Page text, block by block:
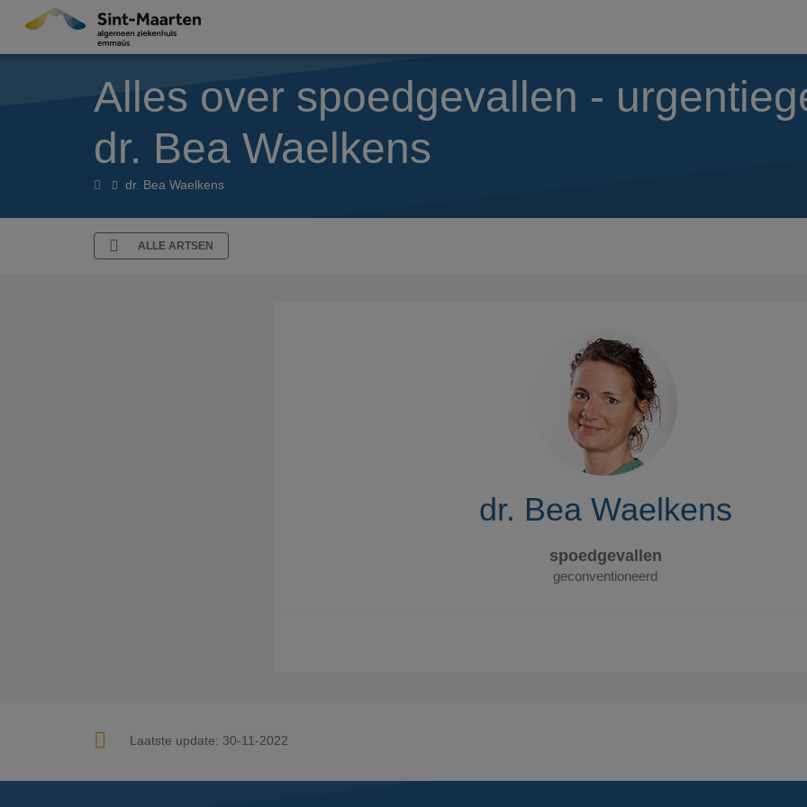
Overslaan en naar de inhoud gaan
Alles over spoedgevallen -
dr. Bea Waelkens
Artsendr. Bea Waelkens
ALLE ARTSEN
dr. Bea Waelkens
spoedgevallen
geconventioneerd
Laatste update: 30-11-2022